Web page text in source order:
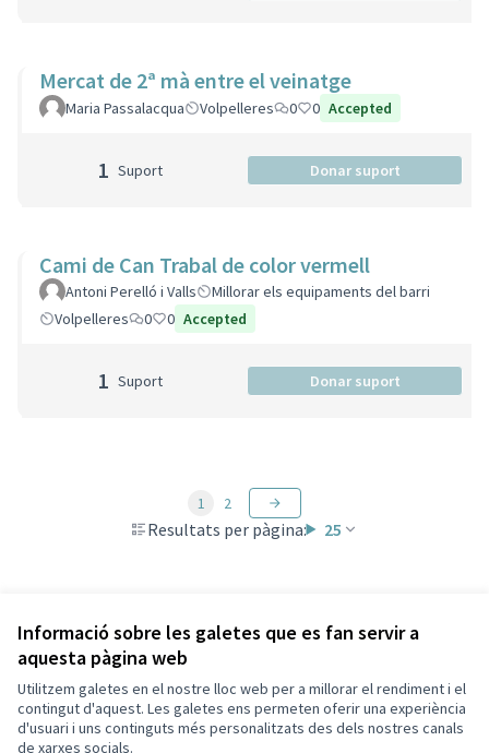
Informació sobre les galetes que es fan servir a
aquesta pàgina web
Utilitzem galetes en el nostre lloc web per a millorar el rendiment i el
contingut d'aquest. Les galetes ens permeten oferir una experiència
d'usuari i uns continguts més personalitzats des dels nostres canals
de xarxes socials.
Mercat de 2ª mà entre el veinatge
Maria Passalacqua Volpelleres 0 0 Accepted
1 Suport Donar suport
Cami de Can Trabal de color vermell
Antoni Perelló i Valls
Millorar els equipaments del barri
Volpelleres
0 0 Accepted
1 Suport Donar suport
Resultats per pàgina: 25
1 2
Veure totes les propostes retirades
Termes i condicions d'ús
Configuració de les galetes
Decidim Sant Cugat a X
Decidim Sant Cugat a Facebook
Decidim Sant Cugat a Instagram
Decidim Sant Cugat a GitHub